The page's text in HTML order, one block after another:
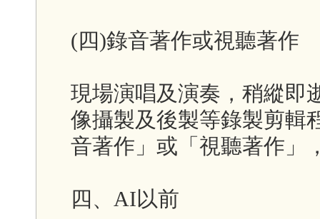
(四)錄音著作或視聽著作
現場演唱及演奏，稍縱即
像攝製及後製等錄製剪輯
音著作」或「視聽著作」
四、AI以前